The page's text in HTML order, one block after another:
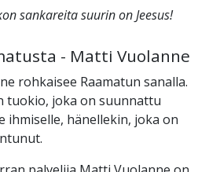
sankareita suurin on Jeesus!
- Matti Vuolanne
rohkaisee Raamatun sanalla.
tuokio, joka on suunnattu
ihmiselle, hänellekin, joka on